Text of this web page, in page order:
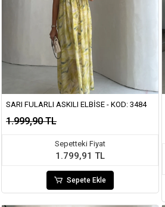
SARI FULARLI ASKILI ELBISE - KOD: 3484
1.999,90 TL
Sepetteki Fiyat
1.799,91 TL
Sepete Ekle